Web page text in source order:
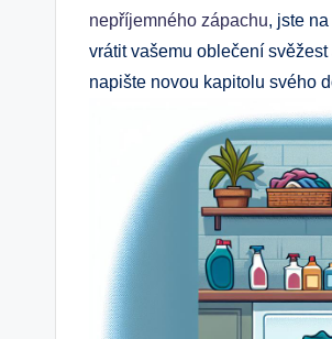
nepříjemného zápachu, jste
vrátit vašemu oblečení
napište novou kapitolu svého